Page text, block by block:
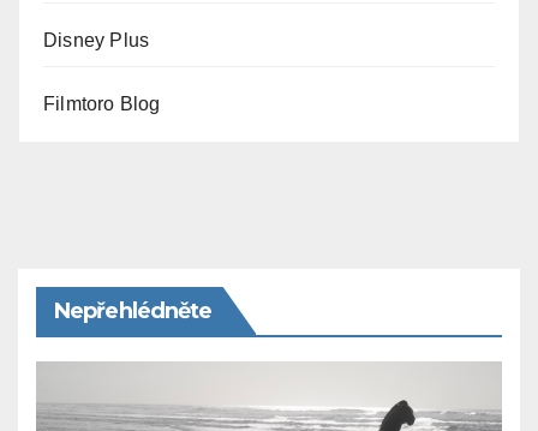
Disney Plus
Filmtoro Blog
Nepřehlédněte